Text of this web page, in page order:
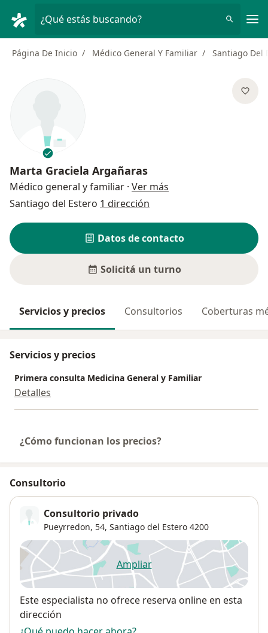
¿Qué estás buscando?
Página De Inicio Médico General Y Familiar Santiago Del
Marta Graciela Argañaras
Médico general y familiar · Ver más
Santiago del Estero 1 dirección
Datos de contacto
Solicitá un turno
Servicios y precios Consultorios Coberturas
Servicios y precios
Primera consulta Medicina General y Familiar
Detalles
¿Cómo funcionan los precios?
Consultorio
Consultorio privado
Pueyrredon, 54, Santiago del Estero 4200
Ampliarse abre en una nueva
Disponibilidad
Este especialista no ofrece reserva online en esta
dirección